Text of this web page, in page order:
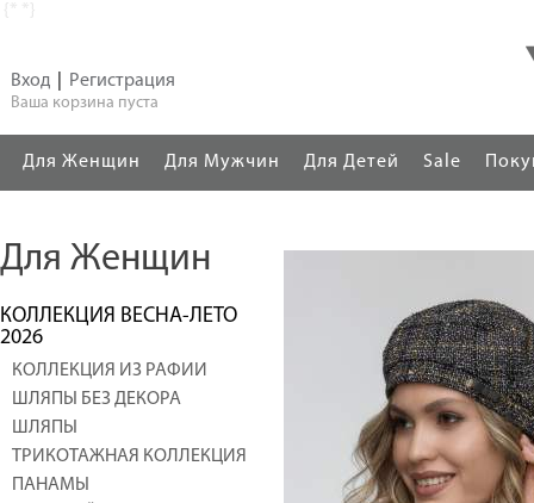
Вход Регистрация
Ваша корзина пуста
Для Женщин Для Мужчин Для Детей Sale
Для Женщин
КОЛЛЕКЦИЯ ВЕСНА-ЛЕТО
2026
КОЛЛЕКЦИЯ ИЗ РАФИИ
ШЛЯПЫ БЕЗ ДЕКОРА
ШЛЯПЫ
ТРИКОТАЖНАЯ КОЛЛЕКЦИЯ
ПАНАМЫ